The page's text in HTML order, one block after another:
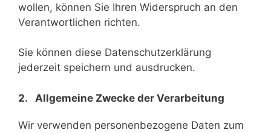
wollen, können Sie Ihren Widerspruch an den
Verantwortlichen richten.
Sie können diese Datenschutzerklärung
jederzeit speichern und ausdrucken.
2. Allgemeine Zwecke der Verarbeitung
Wir verwenden personenbezogene Daten zum